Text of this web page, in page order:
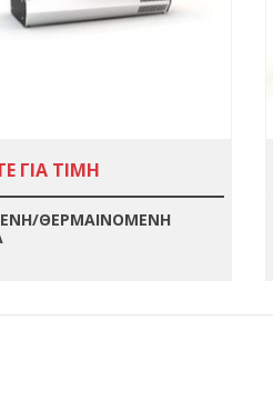
ΓΙΑ ΤΙΜΗ
ΘΕΡΜΑΙΝΟΜΕΝΗ